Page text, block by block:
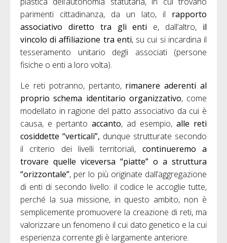
parimenti cittadinanza, da un lato, il rapporto
associativo diretto tra gli enti e, dall’altro, il
vincolo di affiliazione tra enti, su cui si incardina il
tesseramento unitario degli associati (persone
fisiche o enti a loro volta).
Le reti potranno, pertanto, rimanere aderenti al
proprio schema identitario organizzativo, come
modellato in ragione del patto associativo da cui è
causa, e pertanto accanto, ad esempio, alle reti
cosiddette “verticali”, dunque strutturate secondo
il criterio dei livelli territoriali, continueremo a
trovare quelle viceversa “piatte” o a struttura
“orizzontale”, per lo più originate dall’aggregazione
di enti di secondo livello: il codice le accoglie tutte,
perché la sua missione, in questo ambito, non è
semplicemente promuovere la creazione di reti, ma
valorizzare un fenomeno il cui dato genetico e la cui
esperienza corrente gli è largamente anteriore.